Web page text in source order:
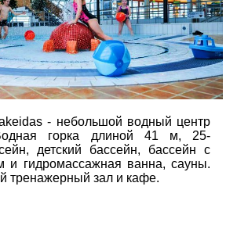
- небольшой водный центр
горка длиной 41 м, 25-
детский бассейн, бассейн с
и гидромассажная ванна, сауны.
тренажерный зал и кафе.